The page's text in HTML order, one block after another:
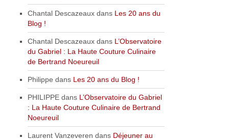
Chantal Descazeaux dans Les 20 ans du
Blog !
Chantal Descazeaux dans L’Observatoire
du Gabriel : La Haute Couture Culinaire
de Bertrand Noeureuil
Philippe dans Les 20 ans du Blog !
PHILIPPE dans L’Observatoire du Gabriel
: La Haute Couture Culinaire de Bertrand
Noeureuil
Laurent Vanzeveren dans Déjeuner au